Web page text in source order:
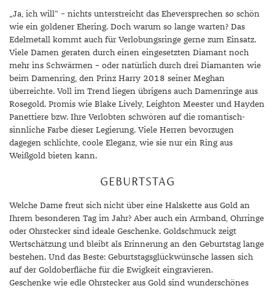
„Ja, ich will“ – nichts unterstreicht das Eheversprechen so schön
wie ein goldener Ehering. Doch warum so lange warten? Das
Edelmetall kommt auch für Verlobungsringe gerne zum Einsatz.
Viele Damen geraten durch einen eingesetzten Diamant noch
mehr ins Schwärmen – oder natürlich durch drei Diamanten wie
beim Damenring, den Prinz Harry 2018 seiner Meghan
überreichte. Voll im Trend liegen übrigens auch Damenringe aus
Rosegold. Promis wie Blake Lively, Leighton Meester und Hayden
Panettiere bzw. Ihre Verlobten schwören auf die romantisch-
sinnliche Farbe dieser Legierung. Viele Herren bevorzugen
dagegen schlichte, coole Eleganz, wie sie nur ein Ring aus
Weißgold bieten kann.
GEBURTSTAG
Welche Dame freut sich nicht über eine Halskette aus Gold an
Ihrem besonderen Tag im Jahr? Aber auch ein Armband, Ohrringe
oder Ohrstecker sind ideale Geschenke. Goldschmuck zeigt
Wertschätzung und bleibt als Erinnerung an den Geburtstag lange
bestehen. Und das Beste: Geburtstagsglückwünsche lassen sich
auf der Goldoberfläche für die Ewigkeit eingravieren.
Geschenke wie edle Ohrstecker aus Gold sind wunderschönes